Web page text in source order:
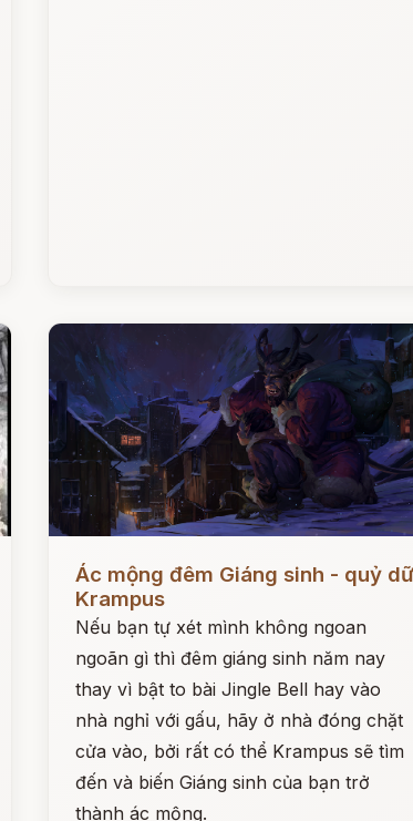
Đọc ngay
Ác mộng đêm Giáng sinh - quỷ dữ
Krampus
Nếu bạn tự xét mình không ngoan
ngoãn gì thì đêm giáng sinh năm nay
thay vì bật to bài Jingle Bell hay vào
nhà nghỉ với gấu, hãy ở nhà đóng chặt
cửa vào, bởi rất có thể Krampus sẽ tìm
đến và biến Giáng sinh của bạn trở
thành ác mộng.